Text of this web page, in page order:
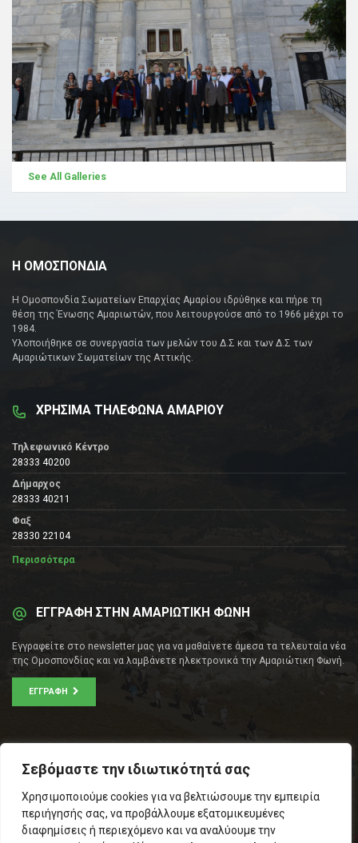
Σεβόμαστε την ιδιωτικότητά σας
Χρησιμοποιούμε cookies για να βελτιώσουμε την εμπειρία
περιήγησής σας, να προβάλλουμε εξατομικευμένες
διαφημίσεις ή περιεχόμενο και να αναλύουμε την
See All Galleries
Η ΟΜΟΣΠΟΝΔΙΑ
Η Ομοσπονδία Σωματείων Επαρχίας Αμαρίου ιδρύθηκε και πήρε τη
θέση της Ένωσης Αμαριωτών, που λειτουργούσε από το 1966 μέχρι το
1984.
Υλοποιήθηκε σε συνεργασία των μελών του Δ.Σ και των Δ.Σ των
Αμαριώτικων Σωματείων της Αττικής.
ΧΡΗΣΙΜΑ ΤΗΛΕΦΩΝΑ ΑΜΑΡΙΟΥ
Τηλεφωνικό Κέντρο
28333 40200
Δήμαρχος
28333 40211
Φαξ
28330 22104
Περισσότερα
ΕΓΓΡΑΦΗ ΣΤΗΝ ΑΜΑΡΙΩΤΙΚΗ ΦΩΝΗ
Εγγραφείτε στο newsletter μας για να μαθαίνετε άμεσα τα τελευταία νέα
της Ομοσπονδίας και να λαμβάνετε ηλεκτρονικά την Αμαριώτικη Φωνή.
ΕΓΓΡΑΦΉ
Τ.Κ.: 105 53
Τηλ. – Fax: 210 33 14 346
Τηλ. Προέδρου: 6971566783